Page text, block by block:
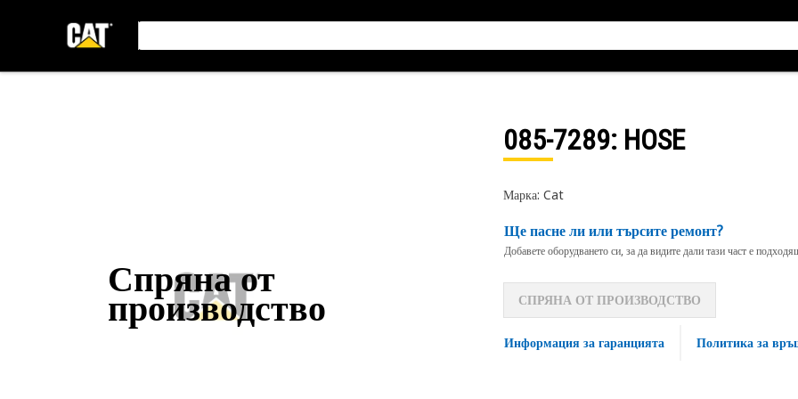
Спряна от
производство
085-7289: HOSE
Марка: Cat
Ще пасне ли или търсите ремонт?
Добавете оборудването си, за да видите дали тази част е
СПРЯНА ОТ ПРОИЗВОДСТВО
Информация за гаранцията Политика за